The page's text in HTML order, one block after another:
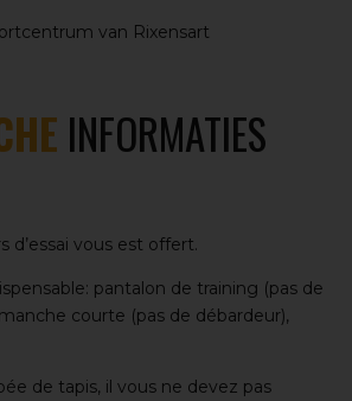
van Rixensart
INFORMATIES
d’essai vous est offert.
pantalon de training (pas de
courte (pas de débardeur),
de tapis, il vous ne devez pas